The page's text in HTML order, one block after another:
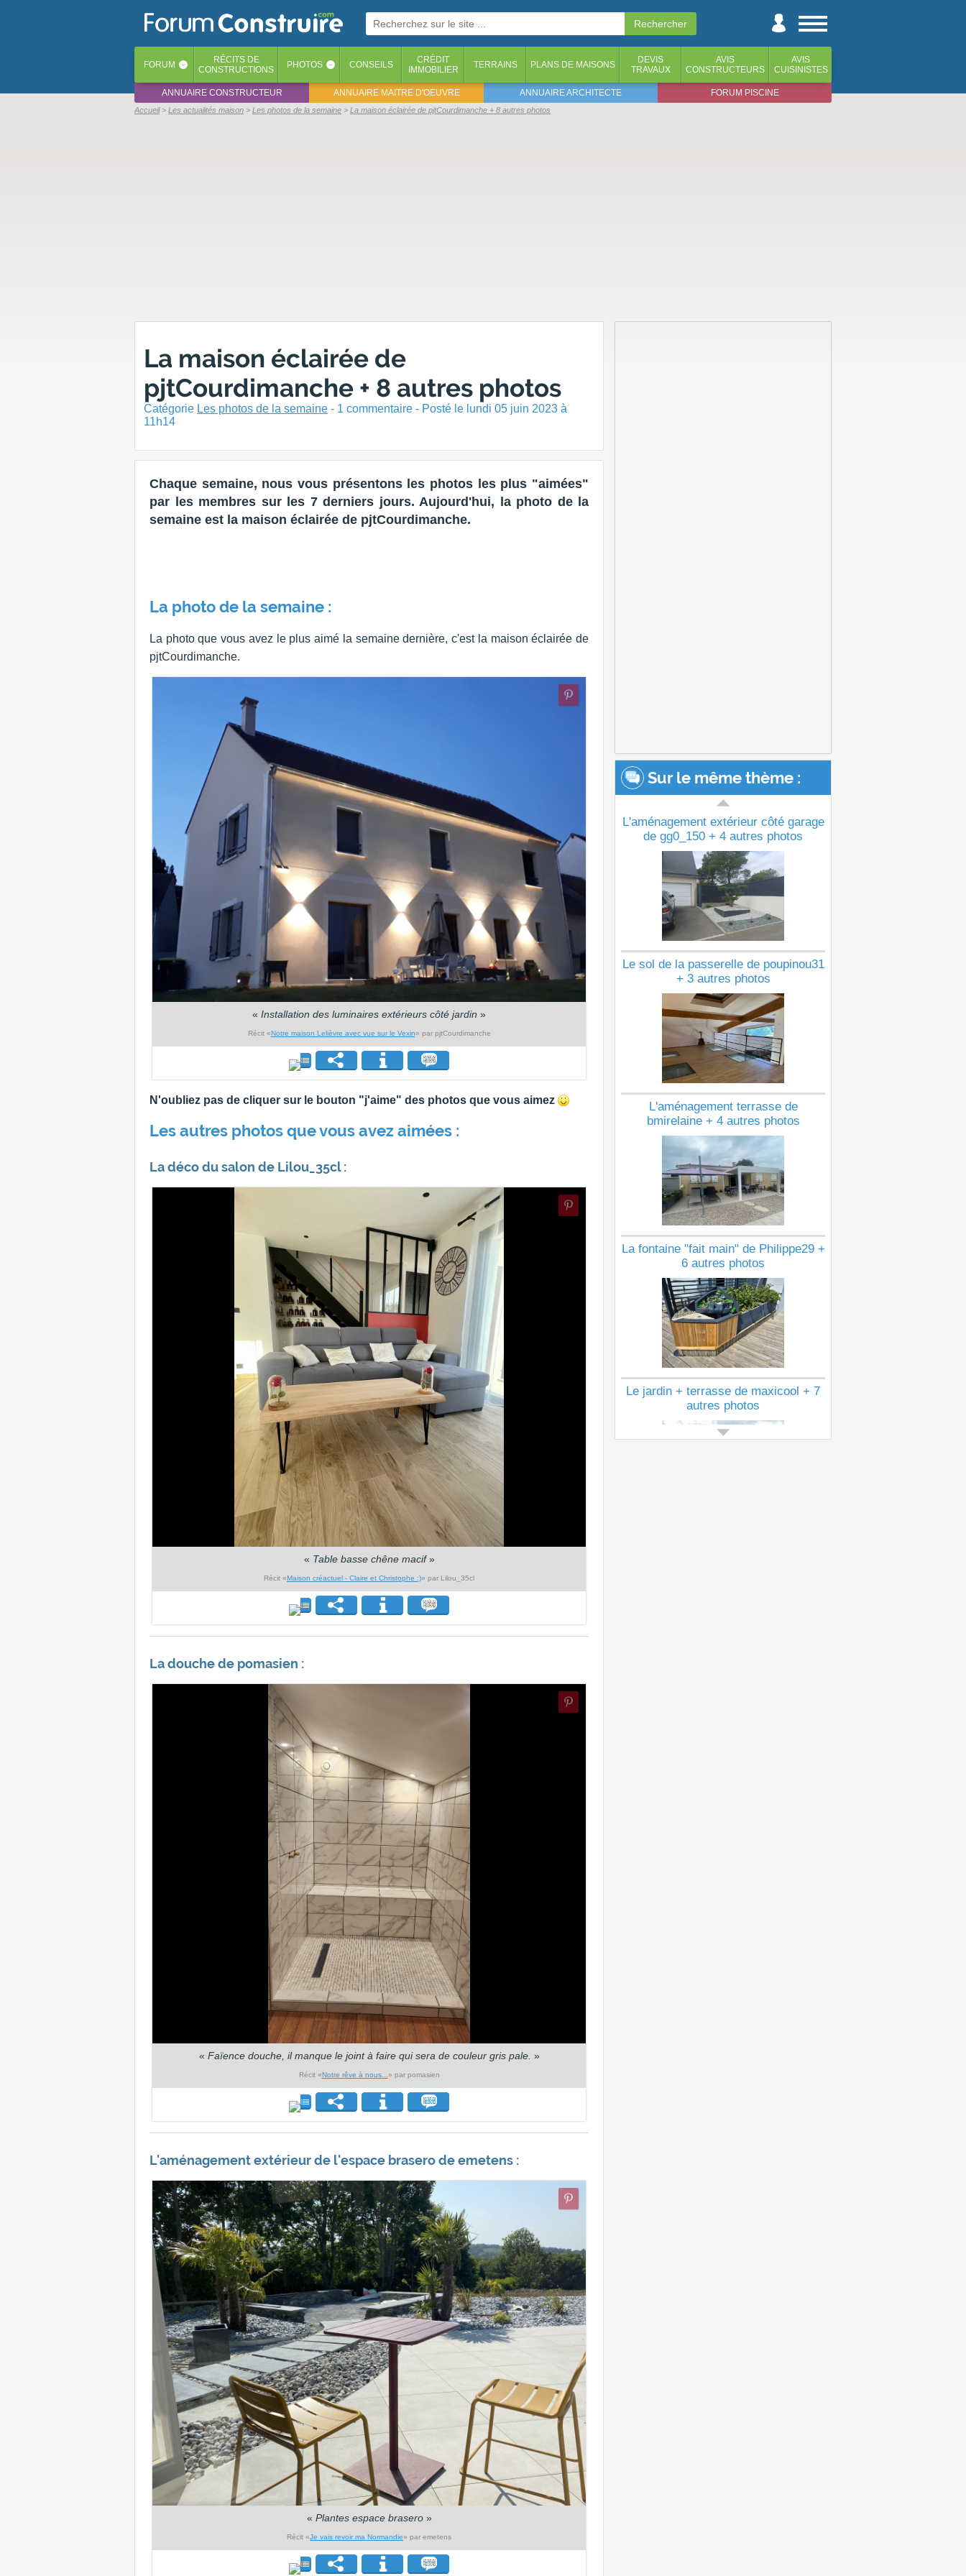
FORUM ‹ RÉCITS DE
CONSTRUCTIONS
PHOTOS ‹ CONSEILS
CRÉDIT
IMMOBILIER
TERRAINS PLANS DE MAISONS
DEVIS
TRAVAUX
AVIS
CONSTRUCTEURS
AVIS
CUISINISTES
ANNUAIRE CONSTRUCTEUR ANNUAIRE MAITRE D'OEUVRE ANNUAIRE ARCHITECTE FORUM PISCINE
Accueil Les actualités maison Les photos de la semaine La maison éclairée de pjtCourdimanche + 8 autres photos
La maison éclairée de
pjtCourdimanche + 8 autres photos
Catégorie Les photos de la semaine - 1 commentaire - Posté le lundi 05 juin 2023 à
11h14
Chaque semaine, nous vous présentons les photos les plus "aimées"
par les membres sur les 7 derniers jours. Aujourd'hui, la photo de la
semaine est la maison éclairée de pjtCourdimanche.
La photo de la semaine :
La photo que vous avez le plus aimé la semaine dernière, c'est la maison éclairée de
pjtCourdimanche.
« Installation des luminaires extérieurs côté jardin »
Récit «Notre maison Lelièvre avec vue sur le Vexin» par pjtCourdimanche
N'oubliez pas de cliquer sur le bouton "j'aime" des photos que vous aimez
Les autres photos que vous avez aimées :
La déco du salon de Lilou_35cl :
« Table basse chêne macif»
Récit «Maison créactuel - Claire et Christophe :)» par Lilou_35cl
La douche de pomasien :
« Faïence douche, il manque le joint à faire qui sera de couleur gris pale. »
Récit «Notre rêve à nous... » par pomasien
L'aménagement extérieur de l'espace brasero de emetens :
« Plantes espace brasero»
Récit «Je vais revoir ma Normandie» par emetens
Sur le même thème :
L'aménagement extérieur côté garage
de gg0_150 + 4 autres photos
Le sol de la passerelle de poupinou31
+ 3 autres photos
L'aménagement terrasse de
bmirelaine + 4 autres photos
La fontaine "fait main" de Philippe29 +
6 autres photos
Le jardin + terrasse de maxicool + 7
autres photos